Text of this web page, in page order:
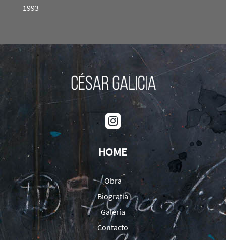
1993

HOME
Obra
Biografía
Galería
Contacto